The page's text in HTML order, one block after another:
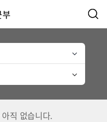
부
직 없습니다.